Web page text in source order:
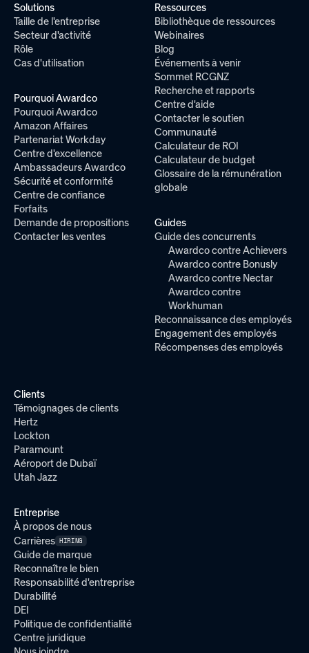
Solutions
Taille de l'entreprise
Secteur d'activité
Rôle
Cas d'utilisation
Pourquoi Awardco
Pourquoi Awardco
Amazon Affaires
Partenariat Workday
Centre d'excellence
Ambassadeurs Awardco
Sécurité et conformité
Centre de confiance
Forfaits
Demande de propositions
Contacter les ventes
Ressources
Bibliothèque de ressources
Webinaires
Blog
Événements à venir
Sommet RCGNZ
Recherche et rapports
Centre d'aide
Contacter le soutien
Communauté
Calculateur de ROI
Calculateur de budget
Glossaire de la rémunération
globale
Guides
Guide des concurrents
Awardco contre Achievers
Awardco contre Bonusly
Awardco contre Nectar
Awardco contre
Workhuman
Reconnaissance des employés
Engagement des employés
Récompenses des employés
Clients
Témoignages de clients
Hertz
Lockton
Paramount
Aéroport de Dubaï
Utah Jazz
Entreprise
À propos de nous
Carrières HIRING
Guide de marque
Reconnaître le bien
Responsabilité d'entreprise
Durabilité
DEI
Politique de confidentialité
Centre juridique